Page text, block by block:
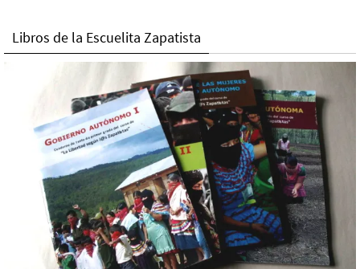
Libros de la Escuelita Zapatista